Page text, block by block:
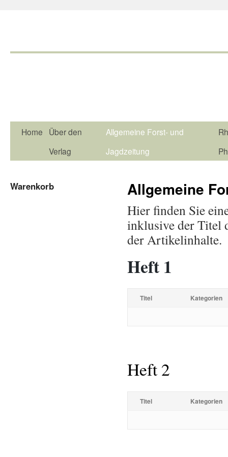
Home
Über den
Verlag
Allgemeine Forst- und
Jagdzeitung
Allgemeine
Hier finden Sie
inklusive der Titel
der Artikelinhalte.
Heft 1
Titel Kategorien
Heft 2
Titel Kategorien
Warenkorb